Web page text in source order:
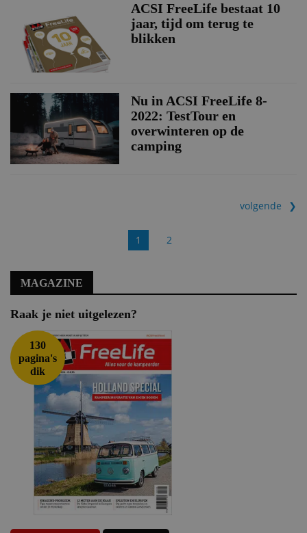
ACSI FreeLife bestaat 10
jaar, tijd om terug te
blikken
Nu in ACSI FreeLife 8-
2022: TestTour en
overwinteren op de
camping
1 2
volgende
MAGAZINE
Raak je niet uitgelezen?
130
pagina's
dik